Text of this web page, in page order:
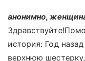
анонимно,
история: Год
верхнюю